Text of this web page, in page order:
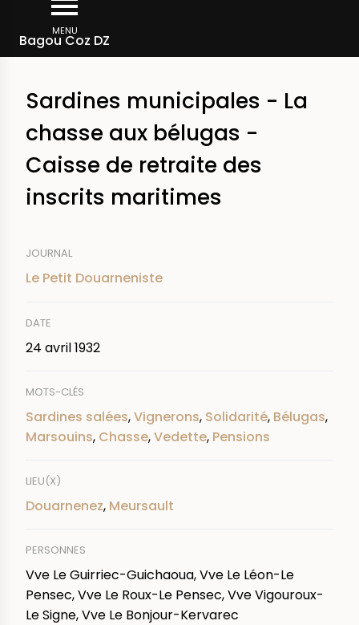
contenu
MENU
Bagou Coz DZ
d'Ariane
Rechercher dans la presse
Sardines municipales - La
chasse aux bélugas -
Caisse de retraite des
inscrits maritimes
JOURNAL
Le Petit Douarneniste
DATE
24 avril 1932
MOTS-CLÉS
Sardines salées,Vignerons, Solidarité, Bélugas,
Marsouins, Chasse,Vedette, Pensions
LIEU(X)
Douarnenez, Meursault
PERSONNES
Vve Le Guirriec-Guichaoua, Vve Le Léon-Le
Pensec, Vve Le Roux-Le Pensec, Vve Vigouroux-
Le Signe, Vve Le Bonjour-Kervarec